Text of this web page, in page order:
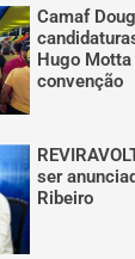
Camaf
Hugo
convenção
ser
Ribeiro